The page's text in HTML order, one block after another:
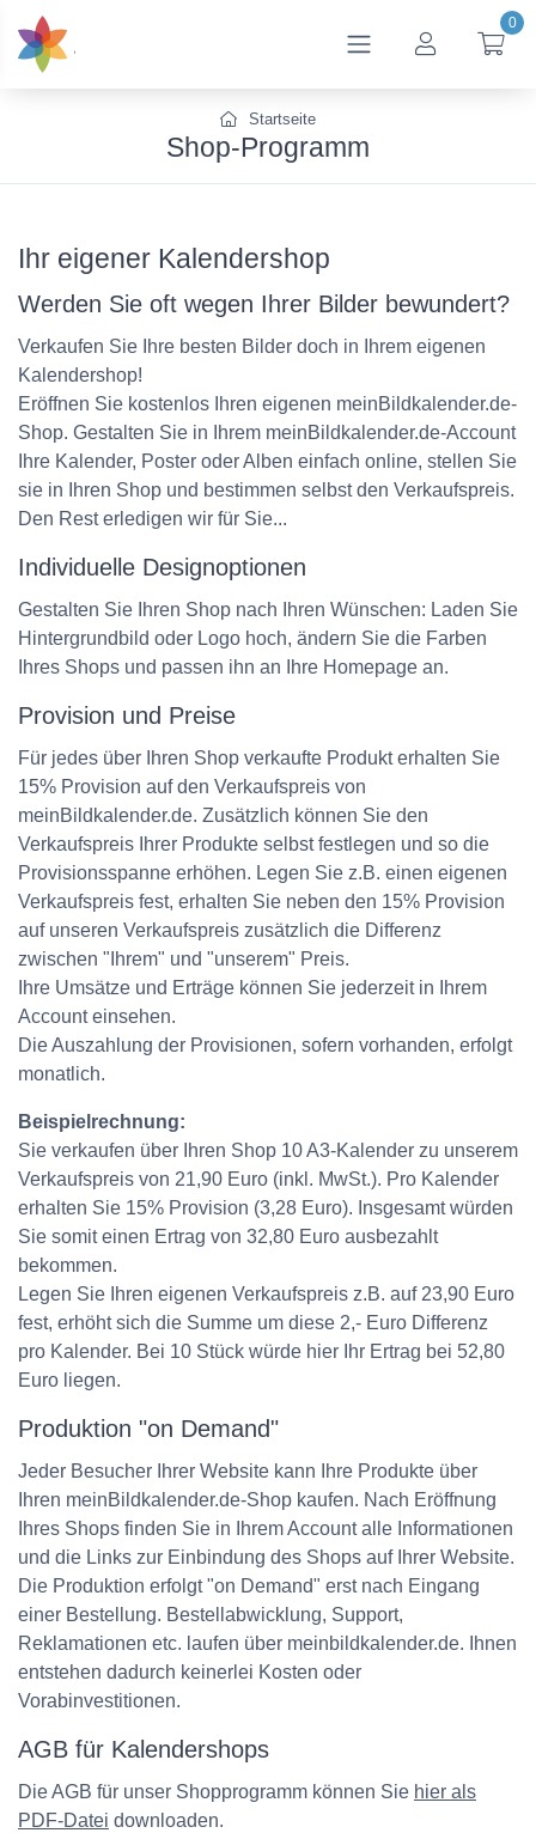
0
Startseite
Shop-Programm
Ihr eigener Kalendershop
Werden Sie oft wegen Ihrer Bilder bewundert?
Verkaufen Sie Ihre besten Bilder doch in Ihrem eigenen
Kalendershop!
Eröffnen Sie kostenlos Ihren eigenen meinBildkalender.de-
Shop. Gestalten Sie in Ihrem meinBildkalender.de-Account
Ihre Kalender, Poster oder Alben einfach online, stellen Sie
sie in Ihren Shop und bestimmen selbst den Verkaufspreis.
Den Rest erledigen wir für Sie...
Individuelle Designoptionen
Gestalten Sie Ihren Shop nach Ihren Wünschen: Laden Sie
Hintergrundbild oder Logo hoch, ändern Sie die Farben
Ihres Shops und passen ihn an Ihre Homepage an.
Provision und Preise
Für jedes über Ihren Shop verkaufte Produkt erhalten Sie
15% Provision auf den Verkaufspreis von
meinBildkalender.de. Zusätzlich können Sie den
Verkaufspreis Ihrer Produkte selbst festlegen und so die
Provisionsspanne erhöhen. Legen Sie z.B. einen eigenen
Verkaufspreis fest, erhalten Sie neben den 15% Provision
auf unseren Verkaufspreis zusätzlich die Differenz
zwischen "Ihrem" und "unserem" Preis.
Ihre Umsätze und Erträge können Sie jederzeit in Ihrem
Account einsehen.
Die Auszahlung der Provisionen, sofern vorhanden, erfolgt
monatlich.
Beispielrechnung:
Sie verkaufen über Ihren Shop 10 A3-Kalender zu unserem
Verkaufspreis von 21,90 Euro (inkl. MwSt.). Pro Kalender
erhalten Sie 15% Provision (3,28 Euro). Insgesamt würden
Sie somit einen Ertrag von 32,80 Euro ausbezahlt
bekommen.
Legen Sie Ihren eigenen Verkaufspreis z.B. auf 23,90 Euro
fest, erhöht sich die Summe um diese 2,- Euro Differenz
pro Kalender. Bei 10 Stück würde hier Ihr Ertrag bei 52,80
Euro liegen.
Produktion "on Demand"
Jeder Besucher Ihrer Website kann Ihre Produkte über
Ihren meinBildkalender.de-Shop kaufen. Nach Eröffnung
Ihres Shops finden Sie in Ihrem Account alle Informationen
und die Links zur Einbindung des Shops auf Ihrer Website.
Die Produktion erfolgt "on Demand" erst nach Eingang
einer Bestellung. Bestellabwicklung, Support,
Reklamationen etc. laufen über meinbildkalender.de. Ihnen
entstehen dadurch keinerlei Kosten oder
Vorabinvestitionen.
AGB für Kalendershops
Die AGB für unser Shopprogramm können Sie hier als
PDF-Datei downloaden.